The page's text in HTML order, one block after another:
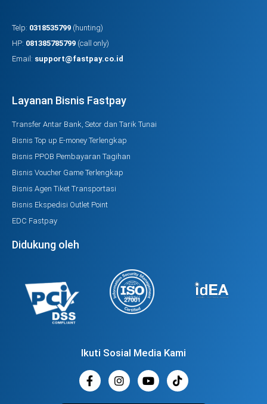
Telp: 0318535799 (hunting)
HP: 081385785799 (call only)
Email: support@fastpay.co.id
Layanan Bisnis Fastpay
Transfer Antar Bank, Setor dan Tarik Tunai
Bisnis Top up E-money Terlengkap
Bisnis PPOB Pembayaran Tagihan
Bisnis Voucher Game Terlengkap
Bisnis Agen Tiket Transportasi
Bisnis Ekspedisi Outlet Point
EDC Fastpay
Didukung oleh
Ikuti Sosial Media Kami